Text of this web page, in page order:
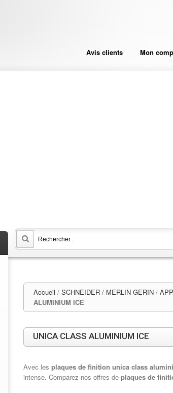
Avis clients Mon
Accueil / SCHNEIDER / MERLIN GERIN /
ALUMINIUM ICE
UNICA CLASS ALUMINIUM ICE
Avec les plaques de finition unica class
intense. Comparez nos offres de plaques de